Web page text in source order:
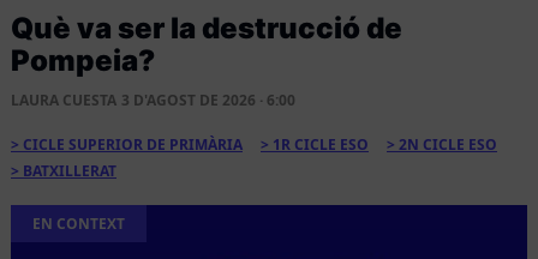
Què va ser la destrucció de
Pompeia?
LAURA CUESTA 3 D'AGOST DE 2026 · 6:00
CICLE SUPERIOR DE PRIMÀRIA 1R CICLE ESO
2N CICLE ESO
BATXILLERAT
EN CONTEXT